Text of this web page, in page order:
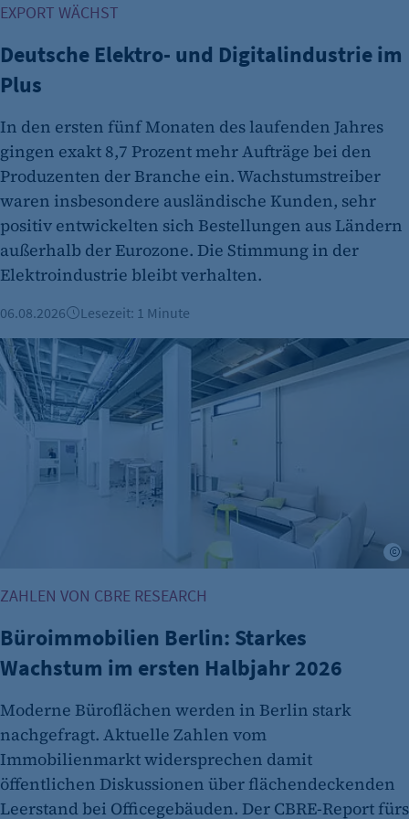
Tracking Opt-In ausgespielt wird. Wird auch
für ein eventuelles Opt-Out verwendet.
fe_typo_user
Name:
fe_typo_user
Anbieter:
CMS TYPO3
Zweck:
Session-Cookie für die Verwaltung von
oder Formularen). Wird auch bei Caching zur
Identifizierung verwendet.
Cookie Laufzeit:
Session
Cookie Consent
Einverständnis-Optionen des Benutzers
Cookie Laufzeit:
EXPORT WÄCHST
Deutsche Elektro- und Digitalindustrie im
Plus
In den ersten fünf Monaten des laufenden Jahres
gingen exakt 8,7 Prozent mehr Aufträge bei den
Produzenten der Branche ein. Wachstumstreiber
waren insbesondere ausländische Kunden, sehr
positiv entwickelten sich Bestellungen aus Ländern
außerhalb der Eurozone. Die Stimmung in der
Elektroindustrie bleibt verhalten.
06.08.2026 Lesezeit: 1 Minute
Büroimmobilien Berlin: Starkes Wachstum im ersten
ZAHLEN VON CBRE RESEARCH
Büroimmobilien Berlin: Starkes
Wachstum im ersten Halbjahr 2026
Moderne Büroflächen werden in Berlin stark
nachgefragt. Aktuelle Zahlen vom
Immobilienmarkt widersprechen damit
öffentlichen Diskussionen über flächendeckenden
Leerstand bei Officegebäuden. Der CBRE-Report fürs